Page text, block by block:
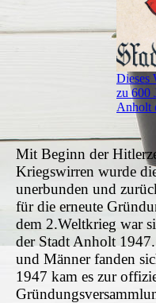
Dieses
zu 600
Anholt
Mit Beginn der
Kriegswirren wurde
unerbunden und
für die erneute
dem 2.Weltkrieg war
der Stadt Anholt
und Männer fanden
1947 kam es zur